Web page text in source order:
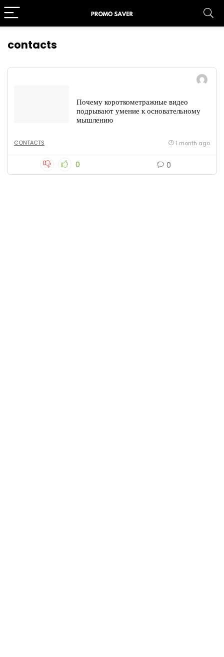
contacts
Почему короткометражные видео
подрывают умение к основательному
мышлению
CONTACTS 1 month ago
0 0